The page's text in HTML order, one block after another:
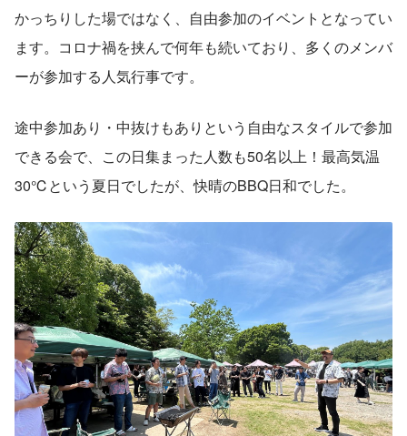
かっちりした場ではなく、自由参加のイベントとなってい
ます。コロナ禍を挟んで何年も続いており、多くのメンバ
ーが参加する人気行事です。
途中参加あり・中抜けもありという自由なスタイルで参加
できる会で、この日集まった人数も50名以上！最高気温
30℃という夏日でしたが、快晴のBBQ日和でした。